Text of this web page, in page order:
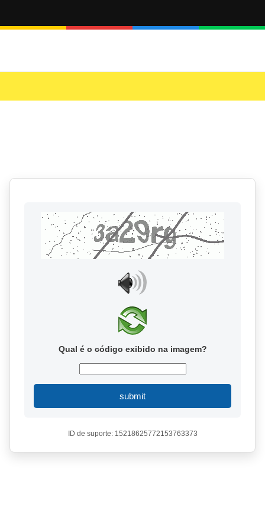
Qual é o código exibido na imagem?
submit
ID de suporte: 15218625772153763373